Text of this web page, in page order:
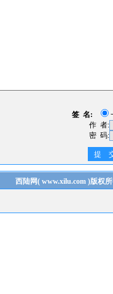
签 名:
作 者:
密 码:
提
西陆网( www.xilu.com)版权